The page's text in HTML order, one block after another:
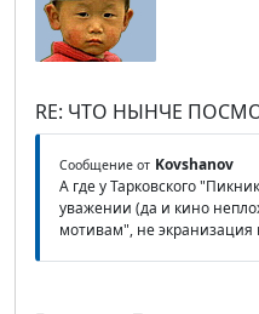
RE: ЧТО НЫНЧЕ
Сообщение от Kovshanov
А где у Тарковского
уважении (да и кино
мотивам", не экранизация